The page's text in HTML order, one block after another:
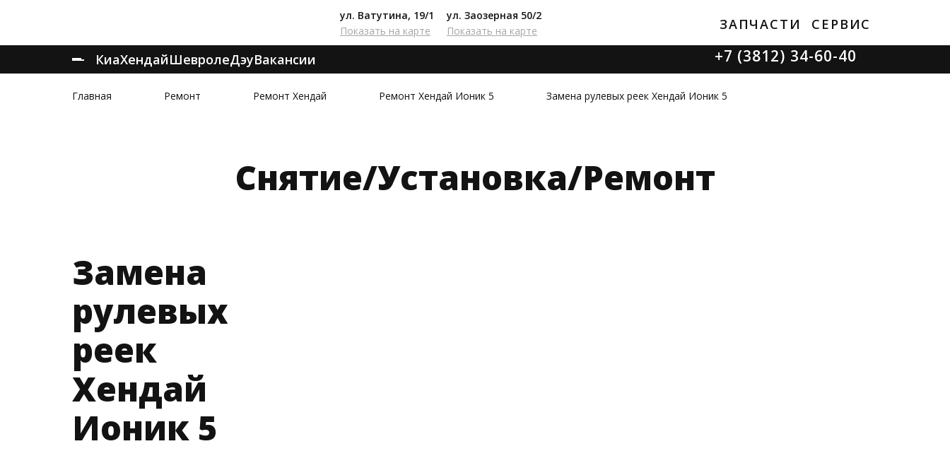
ул. Ватутина, 19/1
Показать на карте
ул. Заозерная 50/2
Показать на карте
ЗАПЧАСТИ СЕРВИС
КиаХендайШевролеДэуВакансии +7 (3812) 34-60-40
Главная Ремонт Ремонт Хендай Ремонт Хендай Ионик 5 Замена рулевых реек Хендай Ионик 5
Снятие/Установка/Ремонт
Замена
рулевых
реек
Хендай
Ионик 5